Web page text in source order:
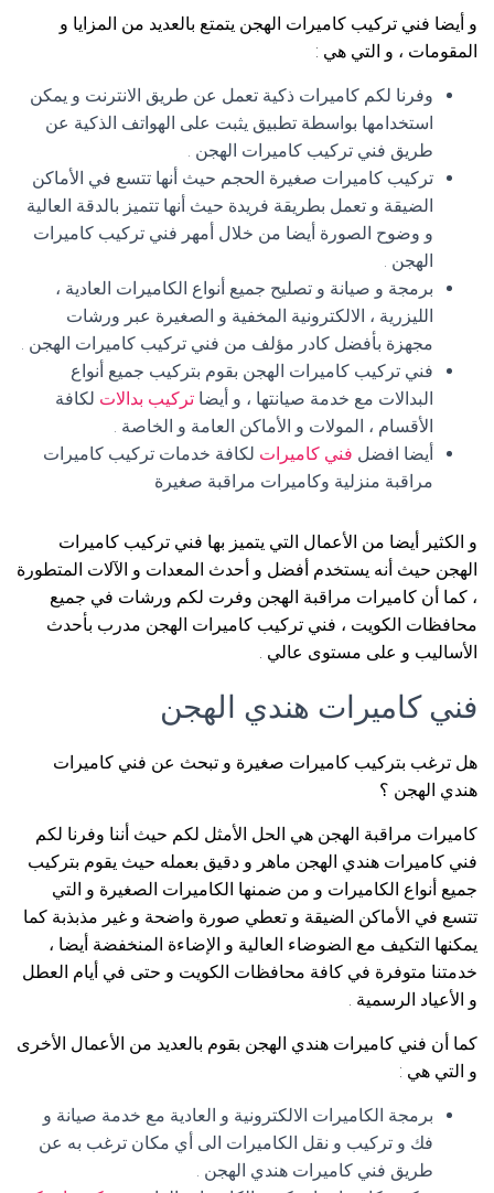
و أيضا فني تركيب كاميرات الهجن يتمتع بالعديد من المزايا و
المقومات ، و التي هي :
وفرنا لكم كاميرات ذكية تعمل عن طريق الانترنت و يمكن
استخدامها بواسطة تطبيق يثبت على الهواتف الذكية عن
طريق فني تركيب كاميرات الهجن .
تركيب كاميرات صغيرة الحجم حيث أنها تتسع في الأماكن
الضيقة و تعمل بطريقة فريدة حيث أنها تتميز بالدقة العالية
و وضوح الصورة أيضا من خلال أمهر فني تركيب كاميرات
الهجن .
برمجة و صيانة و تصليح جميع أنواع الكاميرات العادية ،
الليزرية ، الالكترونية المخفية و الصغيرة عبر ورشات
مجهزة بأفضل كادر مؤلف من فني تركيب كاميرات الهجن .
فني تركيب كاميرات الهجن بقوم بتركيب جميع أنواع
البدالات مع خدمة صيانتها ، و أيضا تركيب بدالات لكافة
الأقسام ، المولات و الأماكن العامة و الخاصة .
أيضا افضل فني كاميرات لكافة خدمات تركيب كاميرات
مراقبة منزلية وكاميرات مراقبة صغيرة
و الكثير أيضا من الأعمال التي يتميز بها فني تركيب كاميرات
الهجن حيث أنه يستخدم أفضل و أحدث المعدات و الآلات المتطورة
، كما أن كاميرات مراقبة الهجن وفرت لكم ورشات في جميع
محافظات الكويت ، فني تركيب كاميرات الهجن مدرب بأحدث
الأساليب و على مستوى عالي .
فني كاميرات هندي الهجن
هل ترغب بتركيب كاميرات صغيرة و تبحث عن فني كاميرات
هندي الهجن ؟
كاميرات مراقبة الهجن هي الحل الأمثل لكم حيث أننا وفرنا لكم
فني كاميرات هندي الهجن ماهر و دقيق بعمله حيث يقوم بتركيب
جميع أنواع الكاميرات و من ضمنها الكاميرات الصغيرة و التي
تتسع في الأماكن الضيقة و تعطي صورة واضحة و غير مذبذبة كما
يمكنها التكيف مع الضوضاء العالية و الإضاءة المنخفضة أيضا ،
خدمتنا متوفرة في كافة محافظات الكويت و حتى في أيام العطل
و الأعياد الرسمية .
كما أن فني كاميرات هندي الهجن بقوم بالعديد من الأعمال الأخرى
و التي هي :
برمجة الكاميرات الالكترونية و العادية مع خدمة صيانة و
فك و تركيب و نقل الكاميرات الى أي مكان ترغب به عن
طريق فني كاميرات هندي الهجن .